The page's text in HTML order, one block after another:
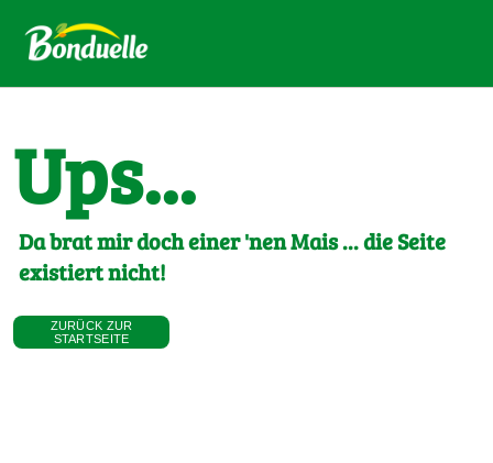
Ups...
Da brat mir doch einer 'nen Mais ... die Seite
existiert nicht!
ZURÜCK ZUR
STARTSEITE